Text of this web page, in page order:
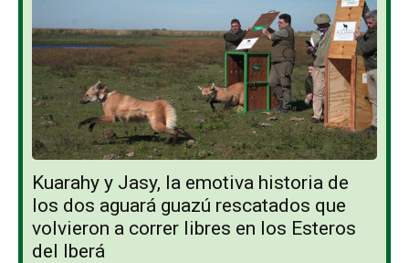
Kuarahy y Jasy, la emotiva historia de
los dos aguará guazú rescatados que
volvieron a correr libres en los Esteros
del Iberá